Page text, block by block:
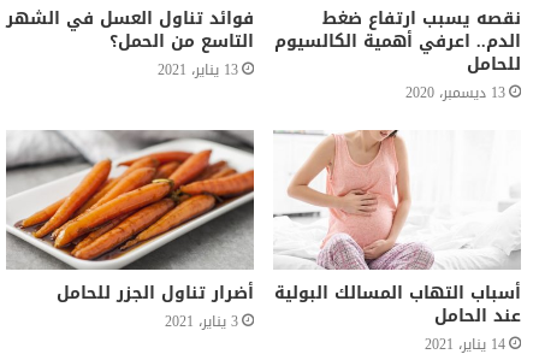
نقصه يسبب ارتفاع ضغط
الدم.. اعرفي أهمية الكالسيوم
للحامل
13 ديسمبر، 2020
فوائد تناول العسل في الشهر
التاسع من الحمل؟
13 يناير، 2021
أسباب التهاب المسالك البولية
عند الحامل
14 يناير، 2021
أضرار تناول الجزر للحامل
3 يناير، 2021